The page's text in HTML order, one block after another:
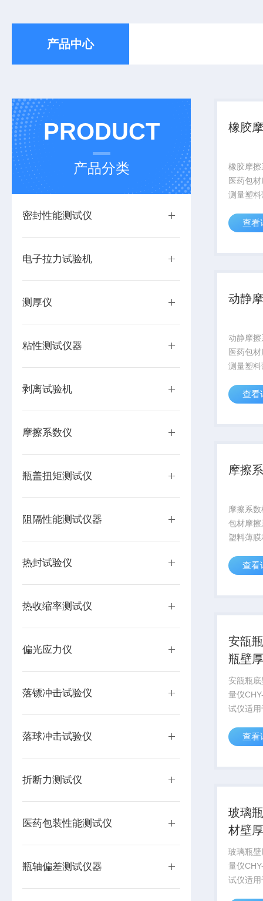
产品中心
PRODUCT
产品分类
密封性能测试仪
电子拉力试验机
测厚仪
粘性测试仪器
剥离试验机
摩擦系数仪
瓶盖扭矩测试仪
阻隔性能测试仪器
热封试验仪
热收缩率测试仪
偏光应力仪
落镖冲击试验仪
落球冲击试验仪
折断力测试仪
医药包装性能测试仪
瓶轴偏差测试仪器
橡胶
橡胶摩
医药包
测量塑
格、通
层、刹
查看
动静
动静摩
医药包
测量塑
格、通
层、刹
查看
摩擦
摩擦系
包材摩
塑料薄
格、通
层、刹
查看
安瓿
瓶壁
安瓿瓶
量仪
试仪适
的厚度
瓶子的
查看
玻璃
材壁
玻璃瓶
量仪
试仪适